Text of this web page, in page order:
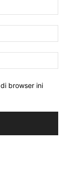
browser ini